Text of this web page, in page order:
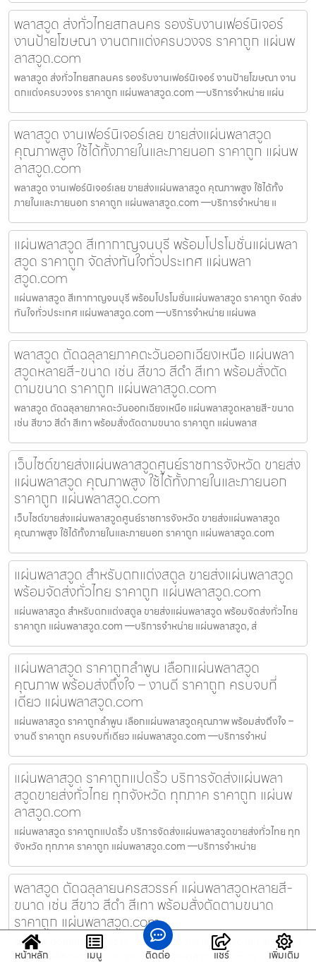
พลาสวูด ส่งทั่วไทยสกลนคร รองรับงานเฟอร์นิเจอร์
งานป้ายโฆษณา งานตกแต่งครบวงจร ราคาถูก แผ่นพ
ลาสวูด.com
พลาสวูด ส่งทั่วไทยสกลนคร รองรับงานเฟอร์นิเจอร์ งานป้ายโฆษณา งาน
ตกแต่งครบวงจร ราคาถูก แผ่นพลาสวูด.com —บริการจำหน่าย แผ่น
พลาสวูด งานเฟอร์นิเจอร์เลย ขายส่งแผ่นพลาสวูด
คุณภาพสูง ใช้ได้ทั้งภายในและภายนอก ราคาถูก แผ่นพ
ลาสวูด.com
พลาสวูด งานเฟอร์นิเจอร์เลย ขายส่งแผ่นพลาสวูด คุณภาพสูง ใช้ได้ทั้ง
ภายในและภายนอก ราคาถูก แผ่นพลาสวูด.com —บริการจำหน่าย แ
แผ่นพลาสวูด สีเทากาญจนบุรี พร้อมโปรโมชั่นแผ่นพลา
สวูด ราคาถูก จัดส่งทันใจทั่วประเทศ แผ่นพลา
สวูด.com
แผ่นพลาสวูด สีเทากาญจนบุรี พร้อมโปรโมชั่นแผ่นพลาสวูด ราคาถูก จัดส่ง
ทันใจทั่วประเทศ แผ่นพลาสวูด.com —บริการจำหน่าย แผ่นพล
พลาสวูด ตัดฉลุลายภาคตะวันออกเฉียงเหนือ แผ่นพลา
สวูดหลายสี-ขนาด เช่น สีขาว สีดำ สีเทา พร้อมสั่งตัด
ตามขนาด ราคาถูก แผ่นพลาสวูด.com
พลาสวูด ตัดฉลุลายภาคตะวันออกเฉียงเหนือ แผ่นพลาสวูดหลายสี-ขนาด
เช่น สีขาว สีดำ สีเทา พร้อมสั่งตัดตามขนาด ราคาถูก แผ่นพลาส
เว็บไซต์ขายส่งแผ่นพลาสวูดศูนย์ราชการจังหวัด ขายส่ง
แผ่นพลาสวูด คุณภาพสูง ใช้ได้ทั้งภายในและภายนอก
ราคาถูก แผ่นพลาสวูด.com
เว็บไซต์ขายส่งแผ่นพลาสวูดศูนย์ราชการจังหวัด ขายส่งแผ่นพลาสวูด
คุณภาพสูง ใช้ได้ทั้งภายในและภายนอก ราคาถูก แผ่นพลาสวูด.com
แผ่นพลาสวูด สำหรับตกแต่งสตูล ขายส่งแผ่นพลาสวูด
พร้อมจัดส่งทั่วไทย ราคาถูก แผ่นพลาสวูด.com
แผ่นพลาสวูด สำหรับตกแต่งสตูล ขายส่งแผ่นพลาสวูด พร้อมจัดส่งทั่วไทย
ราคาถูก แผ่นพลาสวูด.com —บริการจำหน่าย แผ่นพลาสวูด, ส่
แผ่นพลาสวูด ราคาถูกลำพูน เลือกแผ่นพลาสวูด
คุณภาพ พร้อมส่งถึงใจ – งานดี ราคาถูก ครบจบที่
เดียว แผ่นพลาสวูด.com
แผ่นพลาสวูด ราคาถูกลำพูน เลือกแผ่นพลาสวูดคุณภาพ พร้อมส่งถึงใจ –
งานดี ราคาถูก ครบจบที่เดียว แผ่นพลาสวูด.com —บริการจำหน่
แผ่นพลาสวูด ราคาถูกแปดริ้ว บริการจัดส่งแผ่นพลา
สวูดขายส่งทั่วไทย ทุกจังหวัด ทุกภาค ราคาถูก แผ่นพ
ลาสวูด.com
แผ่นพลาสวูด ราคาถูกแปดริ้ว บริการจัดส่งแผ่นพลาสวูดขายส่งทั่วไทย ทุก
จังหวัด ทุกภาค ราคาถูก แผ่นพลาสวูด.com —บริการจำหน่าย
พลาสวูด ตัดฉลุลายนครสวรรค์ แผ่นพลาสวูดหลายสี-
ขนาด เช่น สีขาว สีดำ สีเทา พร้อมสั่งตัดตามขนาด
ราคาถูก แผ่นพลาสวูด.com
พลาสวูด ตัดฉลุลายนครสวรรค์ แผ่นพลาสวูดหลายสี-ขนาด เช่น สีขาว สีดำ
สีเทา พร้อมสั่งตัดตามขนาด ราคาถูก แผ่นพลาสวูด.com —บริ
หน้าหลัก เมนู ติดต่อ แชร์ เพิ่มเติม